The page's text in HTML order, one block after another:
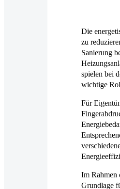
Die
zu
Sanierung
spielen bei
wichtige
Für
Im Rahmen
Grundlage